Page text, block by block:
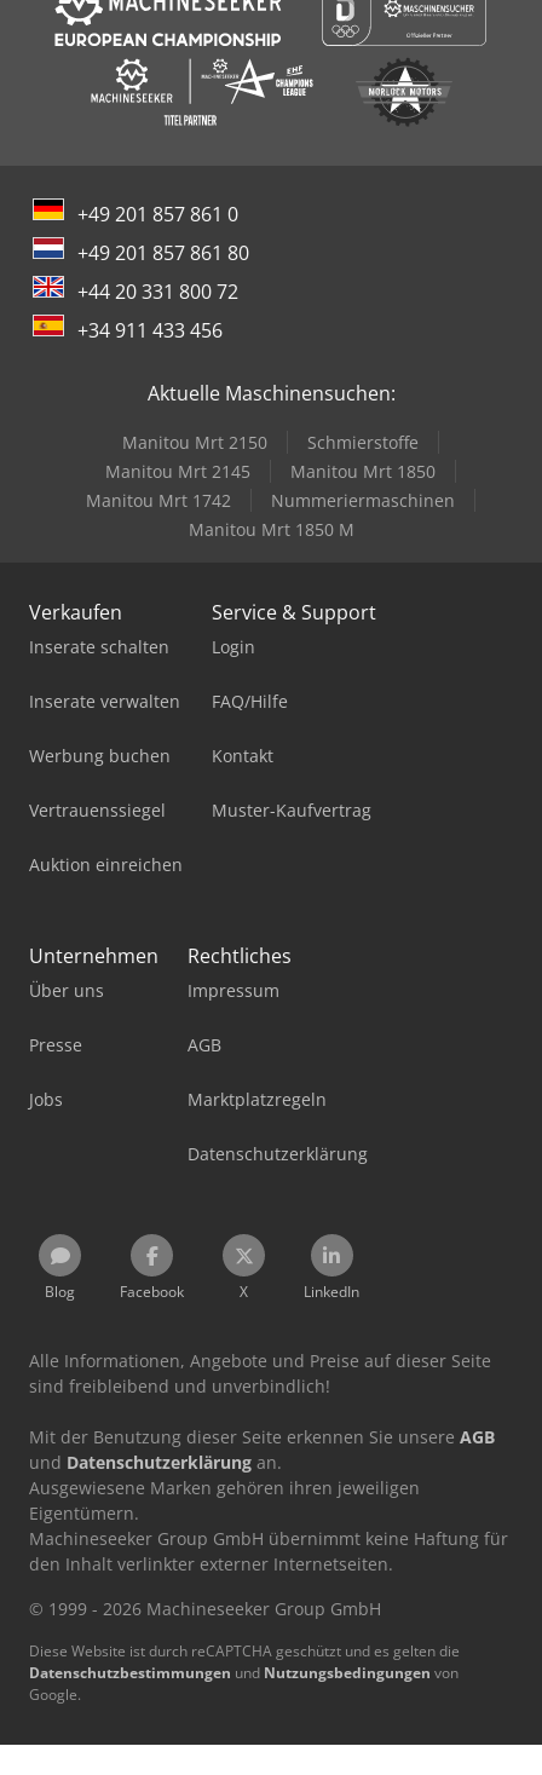
+49 201 857 861 0
+49 201 857 861 80
+44 20 331 800 72
+34 911 433 456
Aktuelle Maschinensuchen:
Manitou Mrt 2150
Schmierstoffe
Manitou Mrt 2145
Manitou Mrt 1850
Manitou Mrt 1742
Nummeriermaschinen
Manitou Mrt 1850 M
Verkaufen
Inserate schalten
Inserate verwalten
Werbung buchen
Vertrauenssiegel
Auktion einreichen
Service & Support
Login
FAQ/Hilfe
Kontakt
Muster-Kaufvertrag
Unternehmen
Über uns
Presse
Jobs
Rechtliches
Impressum
AGB
Marktplatzregeln
Datenschutzerklärung
Blog Facebook X LinkedIn
Alle Informationen, Angebote und Preise auf dieser Seite
sind freibleibend und unverbindlich!
Mit der Benutzung dieser Seite erkennen Sie unsere AGB
und Datenschutzerklärung an.
Ausgewiesene Marken gehören ihren jeweiligen
Eigentümern.
Machineseeker Group GmbH übernimmt keine Haftung für
den Inhalt verlinkter externer Internetseiten.
© 1999 - 2026 Machineseeker Group GmbH
Diese Website ist durch reCAPTCHA geschützt und es gelten die
Datenschutzbestimmungen und Nutzungsbedingungen von
Google.